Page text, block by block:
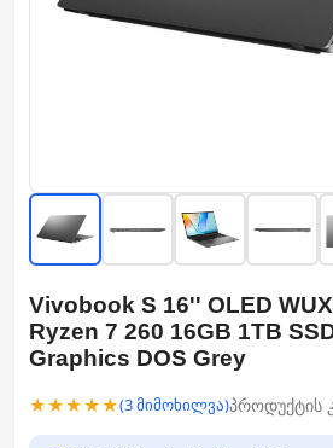
Vivobook S 16'' OLED
Ryzen 7 260 16GB 1TB
Graphics DOS Grey
★★★★★(3 მიმოხილვა)პროდუქტის